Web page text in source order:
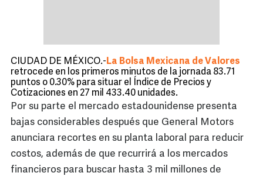
CIUDAD DE MÉXICO.- La Bolsa Mexicana de Valores
retrocede en los primeros minutos de la jornada 83.71
puntos o 0.30% para situar el Índice de Precios y
Cotizaciones en 27 mil 433.40 unidades.
Por su parte el mercado estadounidense presenta
bajas considerables después que General Motors
anunciara recortes en su planta laboral para reducir
costos, además de que recurrirá a los mercados
financieros para buscar hasta 3 mil millones de